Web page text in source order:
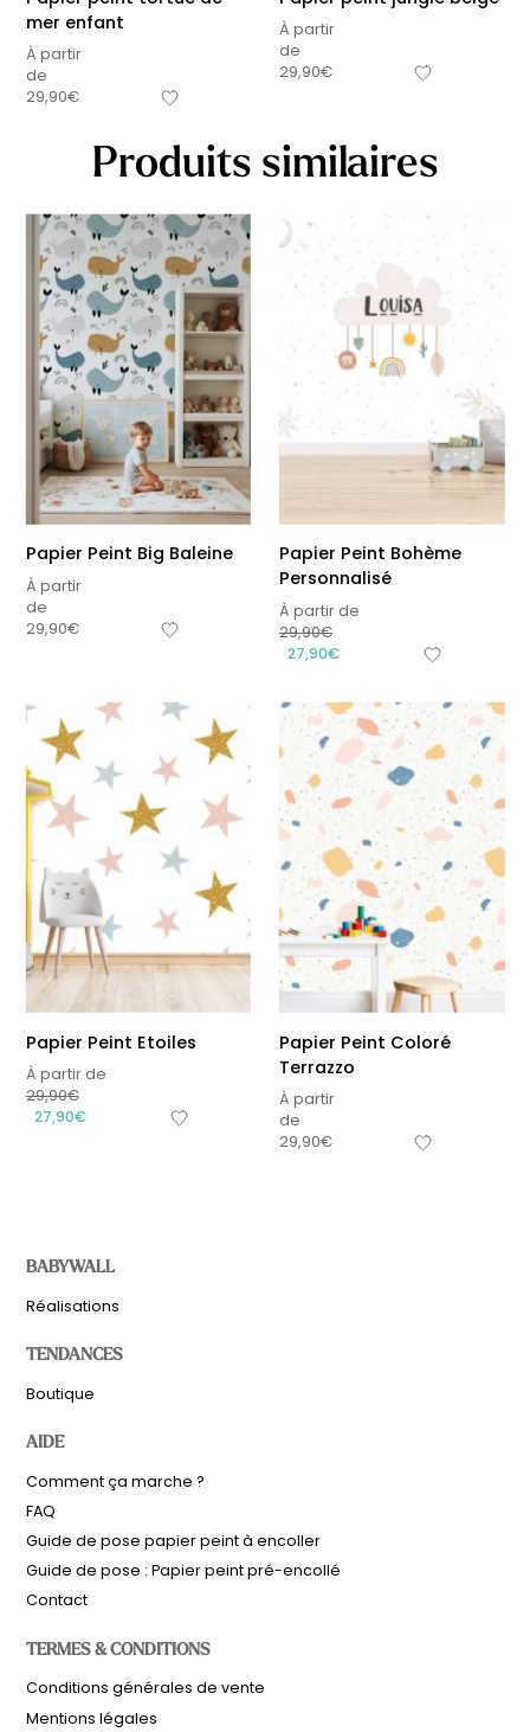
Hors frais de livraison
mer enfant
À partir
de
29,90€
À partir
de
29,90€
Produits similaires
Papier Peint Big Baleine
À partir
de
29,90€
Papier Peint Bohème
Personnalisé
À partir de
29,90€
27,90€
Papier Peint Etoiles
À partir de
29,90€
27,90€
Papier Peint Coloré
Terrazzo
À partir
de
29,90€
BABYWALL
Réalisations
TENDANCES
Boutique
AIDE
Comment ça marche ?
FAQ
Guide de pose papier peint à encoller
Guide de pose : Papier peint pré-encollé
Contact
TERMES & CONDITIONS
Conditions générales de vente
Mentions légales